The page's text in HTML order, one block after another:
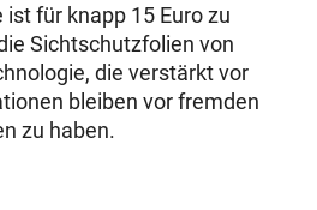
für knapp 15 Euro zu
Sichtschutzfolien von
die verstärkt vor
bleiben vor fremden
zu haben.